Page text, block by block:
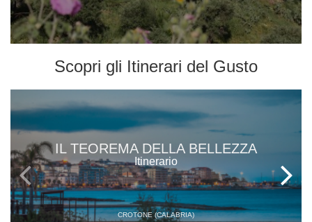
Scopri gli Itinerari del Gusto
IL TEOREMA DELLA BELLEZZA
Itinerario
CROTONE (CALABRIA)